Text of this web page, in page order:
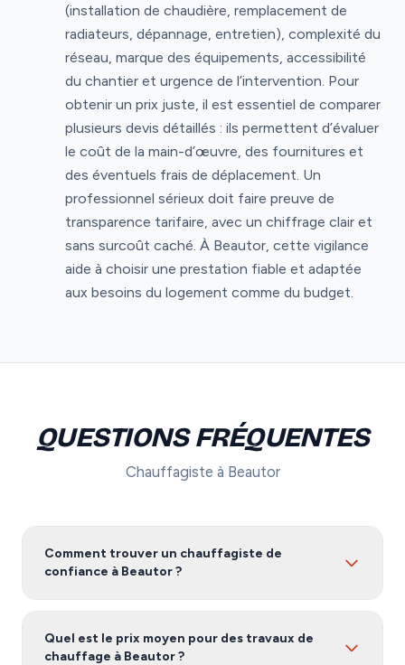
(installation de chaudière, remplacement de
radiateurs, dépannage, entretien), complexité du
réseau, marque des équipements, accessibilité
du chantier et urgence de l’intervention. Pour
obtenir un prix juste, il est essentiel de comparer
plusieurs devis détaillés : ils permettent d’évaluer
le coût de la main-d’œuvre, des fournitures et
des éventuels frais de déplacement. Un
professionnel sérieux doit faire preuve de
transparence tarifaire, avec un chiffrage clair et
sans surcoût caché. À Beautor, cette vigilance
aide à choisir une prestation fiable et adaptée
aux besoins du logement comme du budget.
QUESTIONS FRÉQUENTES
Chauffagiste à Beautor
Comment trouver un chauffagiste de
confiance à Beautor ?
Pour trouver un chauffagiste fiable à Beautor, nous
Notre service vous met en relation avec des artisans
Quel est le prix moyen pour des travaux de
chauffage à Beautor ?